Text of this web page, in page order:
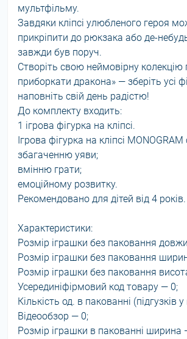
мультфільму.
Завдяки кліпсі улюбленого героя
прикріпити до рюкзака або де-
завжди був поруч.
Створіть свою неймовірну колекцію
приборкати дракона» — зберіть усі
наповніть свій день радістю!
До комплекту входить:
1 ігрова фігурка на кліпсі.
Ігрова фігурка на кліпсі
збагаченню уяви;
вмінню грати;
емоційному розвитку.
Рекомендовано для дітей від 4 років.
Характеристики:
Розмір іграшки без паковання
Розмір іграшки без паковання
Розмір іграшки без паковання
Усерединіфірмовий код товару — 0;
Кількість од. в пакованні (підгузків
Відеообзор — 0;
Розмір іграшки в пакованні ширина